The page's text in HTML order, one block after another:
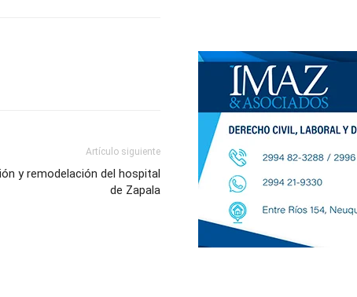
Artículo siguiente
y remodelación del hospital
de Zapala